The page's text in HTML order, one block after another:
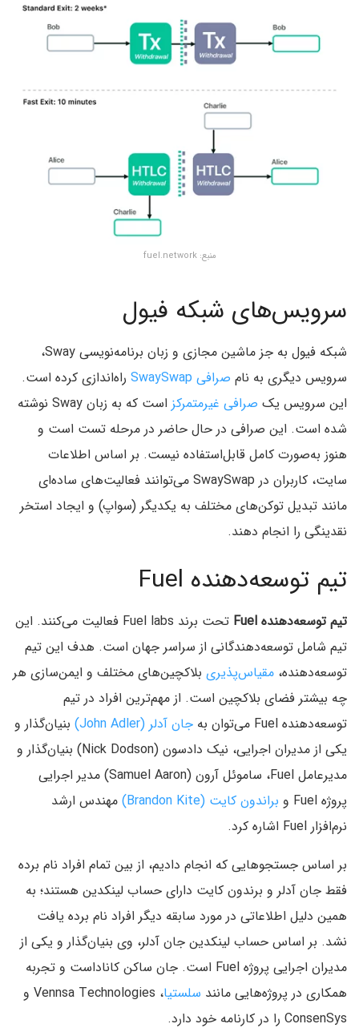
منبع: fuel.network
سرویس‌های شبکه فیول
شبکه فیول به جز ماشین مجازی و زبان برنامه‌نویسی Sway،
سرویس دیگری به نام صرافی SwaySwap
راه‌اندازی کرده است.
این سرویس یک صرافی غیرمتمرکز
است که به زبان Sway نوشته
شده است. این صرافی در حال حاضر در مرحله تست است و
هنوز به‌صورت کامل قابل‌استفاده نیست. بر اساس اطلاعات
سایت، کاربران در SwaySwap می‌توانند فعالیت‌های ساده‌ای
مانند تبدیل توکن‌های مختلف به یکدیگر (سواپ) و ایجاد استخر
نقدینگی را انجام دهند.
تیم توسعه‌دهنده Fuel
تیم توسعه‌دهنده Fuel
تحت برند Fuel labs فعالیت می‌کنند. این
تیم شامل توسعه‌دهندگانی از سراسر جهان است. هدف این تیم
توسعه‌دهنده، مقیاس‌پذیری بلاکچین‌های مختلف و ایمن‌سازی هر
چه بیشتر فضای بلاکچین است. از مهم‌ترین افراد در تیم
توسعه‌دهنده Fuel می‌توان به
جان آدلر (John Adler)
بنیان‌گذار و
یکی از مدیران اجرایی، نیک دادسون (Nick Dodson) بنیان‌گذار و
مدیرعامل Fuel، ساموئل آرون (Samuel Aaron) مدیر اجرایی
پروژه Fuel و
براندون کایت (Brandon Kite)
مهندس ارشد
نرم‌افزار Fuel اشاره کرد.
بر اساس جستجوهایی که انجام دادیم، از بین تمام افراد نام برده
فقط جان آدلر و برندون کایت دارای حساب لینکدین هستند؛ به
همین دلیل اطلاعاتی در مورد سابقه دیگر افراد نام برده یافت
نشد. بر اساس حساب لینکدین جان آدلر، وی بنیان‌گذار و یکی از
مدیران اجرایی پروژه Fuel است. جان ساکن کاناداست و تجربه
همکاری در پروژه‌هایی مانند سلستیا
، Vennsa Technologies و
ConsenSys را در کارنامه خود دارد.